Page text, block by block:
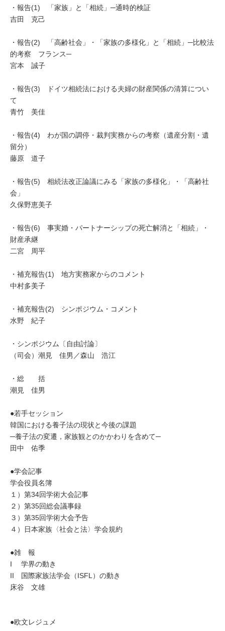
・報告(1) 「家族」と「相続」─通時的検証
吉田 克己
・報告(2) 「高齢社会」・「家族の多様化」と「相続」─比較法
的考察 フランス─
宮本 誠子
・報告(3) ドイツ相続法における夫婦の財産関係の清算につい
て
青竹 美佳
・報告(4) わが国の調停・裁判実務からの考察（遺産分割・遺
留分）
藤原 道子
・報告(5) 相続法改正論議にみる「家族の多様化」・「高齢社
会」
久保野恵美子
・報告(6) 事実婚・パートナーシップの死亡解消と「相続」・
財産承継
二宮 周平
・補充報告(1) 地方実務家からのコメント
中村多美子
・補充報告(2) シンポジウム・コメント
水野 紀子
・シンポジウム〔自由討論〕
（司会）潮見 佳男／森山 浩江
・総 括
潮見 佳男
●若手セッション
韓国における養子法の現状と今後の課題
─養子法の変遷，家族観とのかかわりを含めて─
田中 佑季
●学会記事
学会役員名簿
１）第34回学術大会記事
２）第35回総会議事録
３）第35回学術大会予告
４）日本家族〈社会と法〉学会規約
●雑 報
I 学界の動き
II 国際家族法学会（ISFL）の動き
床谷 文雄
●欧文レジュメ